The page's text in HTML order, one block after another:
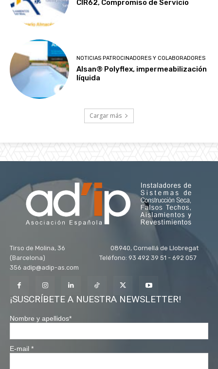
CIR62, Compromiso de Servicio
NOTICIAS PATROCINADORES Y COLABORADORES
Alsan® Polyflex, impermeabilización
líquida
Cargar más
Tirso de Molina, 36 08940, Cornellá de Llobregat
(Barcelona) Teléfono: 93 492 39 51 - 692 057
356 adip@adip-as.com
¡SUSCRÍBETE A NUESTRA NEWSLETTER!
Nombre y apellidos*
E-mail *